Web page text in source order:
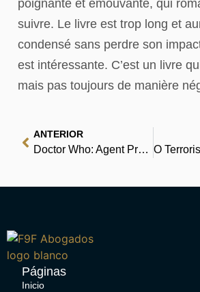
poignante et émouvante, qui
suivre. Le livre est trop long et
condensé sans perdre son
est intéressante. C’est un livre
mais pas toujours de manière
ANTERIOR
Doctor Who: Agent Provocateur | (EPUB, PDF, eBooks)
Páginas
Inicio